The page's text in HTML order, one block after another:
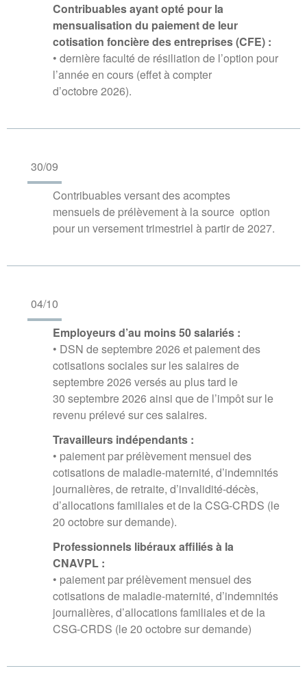
Contribuables ayant opté pour la
mensualisation du paiement de leur
cotisation foncière des entreprises (CFE) :
• dernière faculté de résiliation de l’option pour
l’année en cours (effet à compter
d’octobre 2026).
30/09
Contribuables versant des acomptes
mensuels de prélèvement à la source option
pour un versement trimestriel à partir de 2027.
04/10
Employeurs d’au moins 50 salariés :
• DSN de septembre 2026 et paiement des
cotisations sociales sur les salaires de
septembre 2026 versés au plus tard le
30 septembre 2026 ainsi que de l’impôt sur le
revenu prélevé sur ces salaires.
Travailleurs indépendants :
• paiement par prélèvement mensuel des
cotisations de maladie-maternité, d’indemnités
journalières, de retraite, d’invalidité-décès,
d’allocations familiales et de la CSG-CRDS (le
20 octobre sur demande).
Professionnels libéraux affiliés à la
CNAVPL :
• paiement par prélèvement mensuel des
cotisations de maladie-maternité, d’indemnités
journalières, d’allocations familiales et de la
CSG-CRDS (le 20 octobre sur demande)